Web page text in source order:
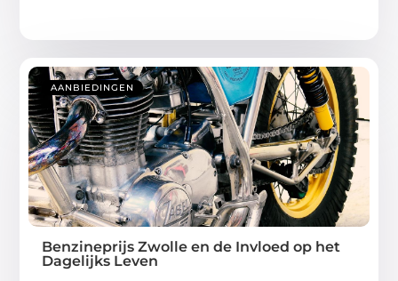
AANBIEDINGEN
Benzineprijs Zwolle en de Invloed op het
Dagelijks Leven